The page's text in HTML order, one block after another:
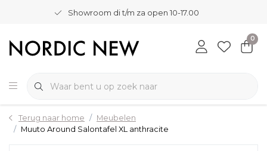
Showroom di t/m za open 10-17.00
0
Terug naar home
Meubelen
Muuto Around Salontafel XL anthracite